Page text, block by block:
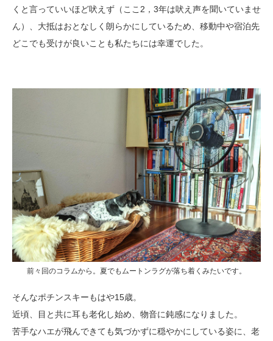
くと言っていいほど吠えず（ここ2，3年は吠え声を聞いていませ
ん）、大抵はおとなしく朗らかにしているため、移動中や宿泊先
どこでも受けが良いことも私たちには幸運でした。
前々回のコラムから。夏でもムートンラグが落ち着くみたいです。
そんなポチンスキーもはや15歳。
近頃、目と共に耳も老化し始め、物音に鈍感になりました。
苦手なハエが飛んできても気づかずに穏やかにしている姿に、老